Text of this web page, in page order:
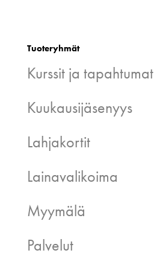
Tuoteryhmät
Kurssit ja tapahtumat
Kuukausijäsenyys
Lahjakortit
Lainavalikoima
Myymälä
Palvelut